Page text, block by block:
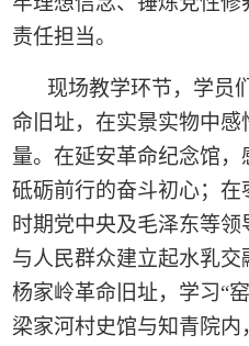
责任担当。
现场教学环节，学员
命旧址，在实景实物中
量。在延安革命纪念馆，
砥砺前行的奋斗初心；
时期党中央及毛泽东等领
与人民群众建立起水乳
杨家岭革命旧址，学习“
梁家河村史馆与知青院